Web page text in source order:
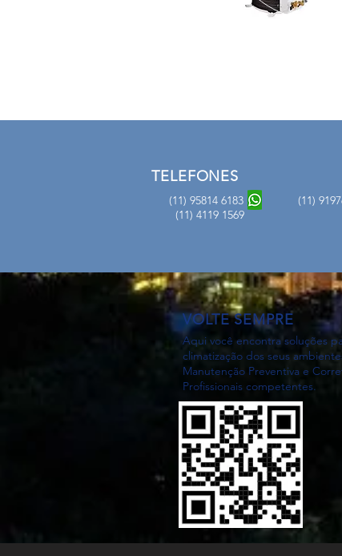
TELEFONES
(11) 95814 6183 (11)
(11) 4119 1569
VOLTE SEMPRE
Aqui você encontra soluções
climatização dos seus
Manutenção Preventiva e
Profissionais competentes.